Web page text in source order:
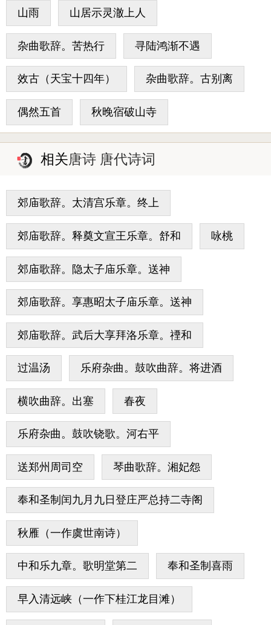
山雨 山居示灵澈上人
杂曲歌辞。苦热行 寻陆鸿渐不遇
效古（天宝十四年） 杂曲歌辞。古别离
偶然五首 秋晚宿破山寺
相关唐诗 唐代诗词
郊庙歌辞。太清宫乐章。终上
郊庙歌辞。释奠文宣王乐章。舒和 咏桃
郊庙歌辞。隐太子庙乐章。送神
郊庙歌辞。享惠昭太子庙乐章。送神
郊庙歌辞。武后大享拜洛乐章。禋和
过温汤 乐府杂曲。鼓吹曲辞。将进酒
横吹曲辞。出塞 春夜
乐府杂曲。鼓吹铙歌。河右平
送郑州周司空 琴曲歌辞。湘妃怨
奉和圣制闰九月九日登庄严总持二寺阁
秋雁（一作虞世南诗）
中和乐九章。歌明堂第二 奉和圣制喜雨
早入清远峡（一作下桂江龙目滩）